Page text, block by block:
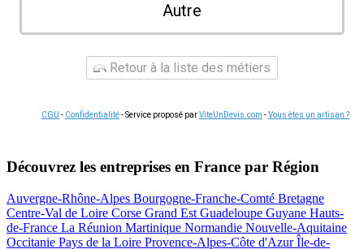
Autre
Retour à la liste des métiers
CGU - Confidentialité- Service proposé parViteUnDevis.com -Vous êtes un artisan ?
Découvrez les entreprises en France par Région
Auvergne-Rhône-Alpes Bourgogne-Franche-Comté Bretagne
Centre-Val de Loire Corse Grand Est Guadeloupe Guyane Hauts-
de-France La Réunion Martinique Normandie Nouvelle-Aquitaine
Occitanie Pays de la Loire Provence-Alpes-Côte d'AzurÎle-de-